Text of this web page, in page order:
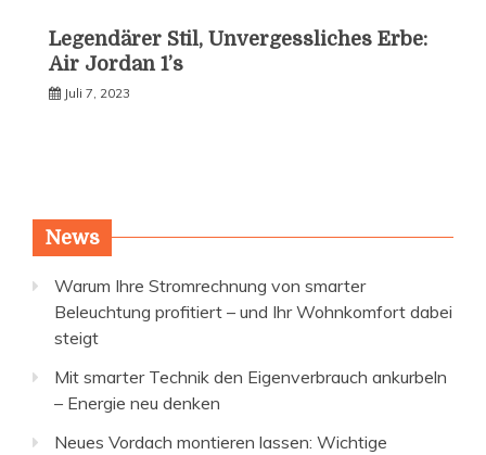
Legendärer Stil, Unvergessliches Erbe:
Air Jordan 1’s
Juli 7, 2023
News
Warum Ihre Stromrechnung von smarter
Beleuchtung profitiert – und Ihr Wohnkomfort dabei
steigt
Mit smarter Technik den Eigenverbrauch ankurbeln
– Energie neu denken
Neues Vordach montieren lassen: Wichtige